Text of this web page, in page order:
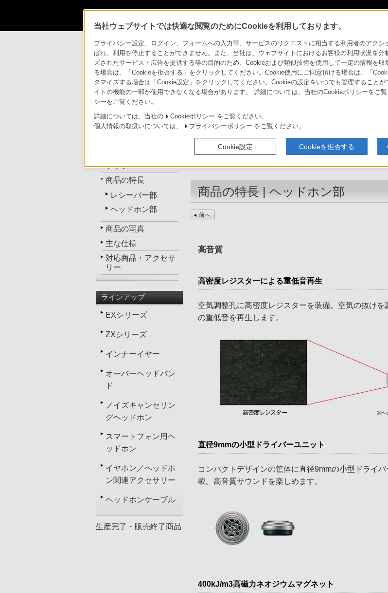
商品情報・ストア ヘッドホン DR-BT63EX/DR-BT63EXP 特長 : ヘッドホン部
ヘッドホン 製品のアクセシビリティ
トップ
トップ
商品の特長
レシーバー部
ヘッドホン部
商品の写真
主な仕様
対応商品・アクセサ
リー
ラインアップ
EXシリーズ
ZXシリーズ
インナーイヤー
オーバーヘッドバン
ド
ノイズキャンセリン
グヘッドホン
スマートフォン用ヘ
ッドホン
イヤホン／ヘッドホ
ン関連アクセサリー
ヘッドホンケーブル
生産完了・販売終了商品
ワイヤレスステレオヘッドセット
DR-BT63EX/DR-
商品の特長 | ヘッドホン部
前へ
高音質
高密度レジスターによる重低音再生
空気調整孔に高密度レジスターを装備。空気の抜けを
の重低音を再生します。
直径9mmの小型ドライバーユニット
コンパクトデザインの筐体に直径9mmの小型ドライ
載。高音質サウンドを楽しめます。
400kJ/m3高磁力ネオジウムマグネット
当社ウェブサイトでは快適な閲覧のためにCookieを利用しております。
プライバシー設定、ログイン、フォームへの入力等、サービスのリクエストに相当する利用者のアク
ばれ、利用を停止することができません。また、当社は、ウェブサイトにおけるお客様の利用状況を
ズされたサービス・広告を提供する等の目的のため、Cookieおよび類似技術を使用して一定の情報を
る場合は、「Cookieを拒否する」をクリックしてください。Cookie使用にご同意頂ける場合は、「
タマイズする場合は「Cookie設定」をクリックしてください。Cookieの設定をいつでも管理すること
イトの機能の一部が使用できなくなる場合があります。 詳細については、当社のCookieポリシーをご
シーをご覧ください。
詳細については、当社の Cookieポリシー をご覧ください。
個人情報の取扱いについては、
プライバシーポリシー をご覧ください。
Cookie設定 Cookieを拒否する